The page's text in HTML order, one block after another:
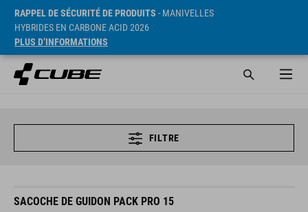
RAPPEL DE SÉCURITÉ DE PRODUITS - MANIVELLES
HYBRIDES EN CARBONE ACID 2026
PLUS D’INFORMATIONS
FILTRE
SACOCHE DE GUIDON PACK PRO 15